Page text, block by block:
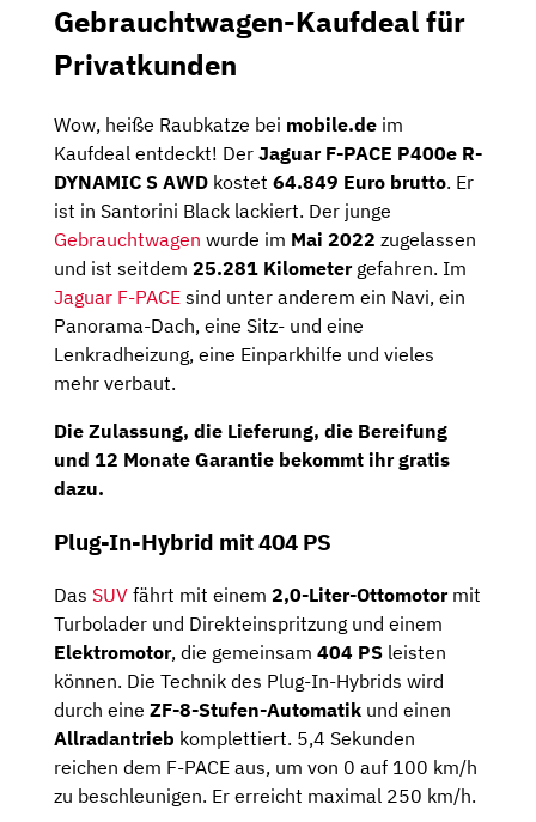
Gebrauchtwagen-Kaufdeal für
Privatkunden
Wow, heiße Raubkatze bei mobile.de im
Kaufdeal entdeckt! Der Jaguar F-PACE P400e R-
DYNAMIC S AWD kostet 64.849 Euro brutto. Er
ist in Santorini Black lackiert. Der junge
Gebrauchtwagen wurde im Mai 2022 zugelassen
und ist seitdem 25.281 Kilometergefahren. Im
Jaguar F-PACE sind unter anderem ein Navi, ein
Panorama-Dach, eine Sitz- und eine
Lenkradheizung, eine Einparkhilfe und vieles
mehr verbaut.
Die Zulassung, die Lieferung, die Bereifung
und 12 Monate Garantie bekommt ihr gratis
dazu.
Plug-In-Hybrid mit 404 PS
Das SUV fährt mit einem 2,0-Liter-Ottomotormit
Turbolader und Direkteinspritzung und einem
Elektromotor, die gemeinsam 404 PS leisten
können. Die Technik des Plug-In-Hybrids wird
durch eine ZF-8-Stufen-Automatik und einen
Allradantrieb komplettiert. 5,4 Sekunden
reichen dem F-PACE aus, um von 0 auf 100 km/h
zu beschleunigen. Er erreicht maximal 250 km/h.